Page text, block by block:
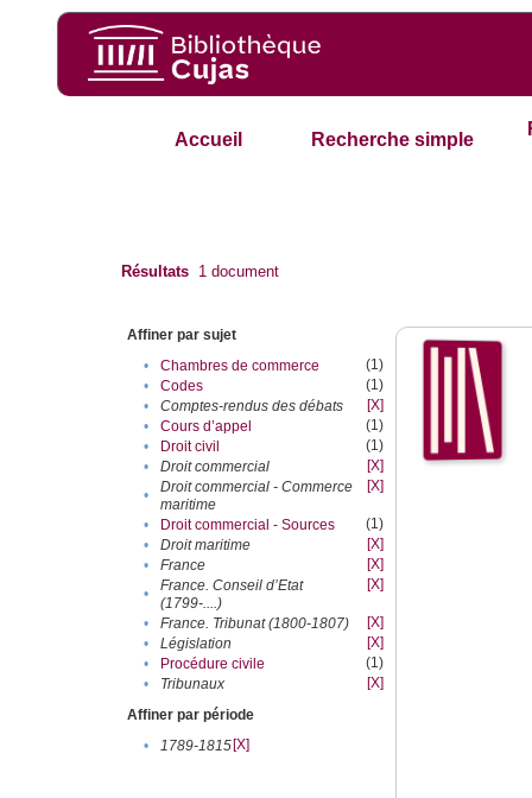
Accueil Recherche simple
Résultats 1 document
Affiner par sujet
•
Chambres de commerce
(1)
•
Codes
(1)
•
Comptes-rendus des débats
[X]
•
Cours d’appel
(1)
•
Droit civil
(1)
•
Droit commercial
[X]
•
Droit commercial - Commerce
maritime
[X]
• Droit commercial - Sources
(1)
•
Droit maritime
[X]
•
France
[X]
•
France. Conseil d’Etat
(1799-....)
[X]
• France. Tribunat (1800-1807)
[X]
•
Législation
[X]
•
Procédure civile
(1)
•
Tribunaux
[X]
Affiner par période
•
1789-1815[X]